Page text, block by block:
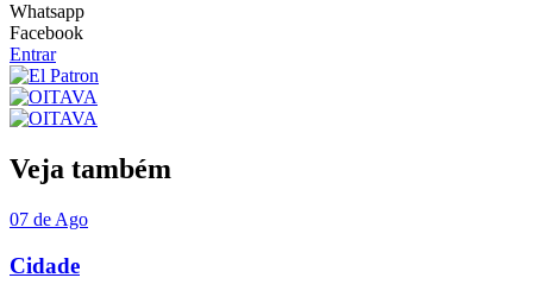
Whatsapp
Facebook
Entrar
Veja também
07 de Ago
Cidade